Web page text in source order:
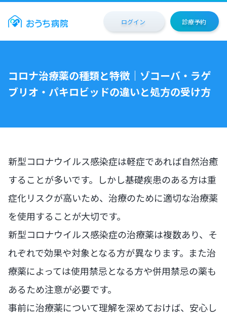
ログイン 診療予約
コロナ治療薬の種類と特徴｜ゾコーバ・ラゲ
ブリオ・パキロビッドの違いと処方の受け方
新型コロナウイルス感染症は軽症であれば自然治癒
することが多いです。しかし基礎疾患のある方は重
症化リスクが高いため、治療のために適切な治療薬
を使用することが大切です。
新型コロナウイルス感染症の治療薬は複数あり、そ
れぞれで効果や対象となる方が異なります。また治
療薬によっては使用禁忌となる方や併用禁忌の薬も
あるため注意が必要です。
事前に治療薬について理解を深めておけば、安心し